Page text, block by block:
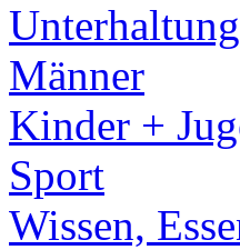
Männer
Kinder +
Sport
Wissen,